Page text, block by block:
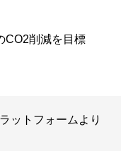
CO2削減を目標
ットフォームより